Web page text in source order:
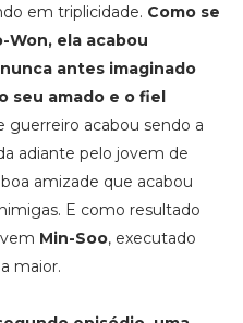
em triplicidade. Como se
Won, ela acabou
antes imaginado
seu amado e o fiel
guerreiro acabou sendo a
adiante pelo jovem de
amizade que acabou
E como resultado
Min-Soo, executado
maior.